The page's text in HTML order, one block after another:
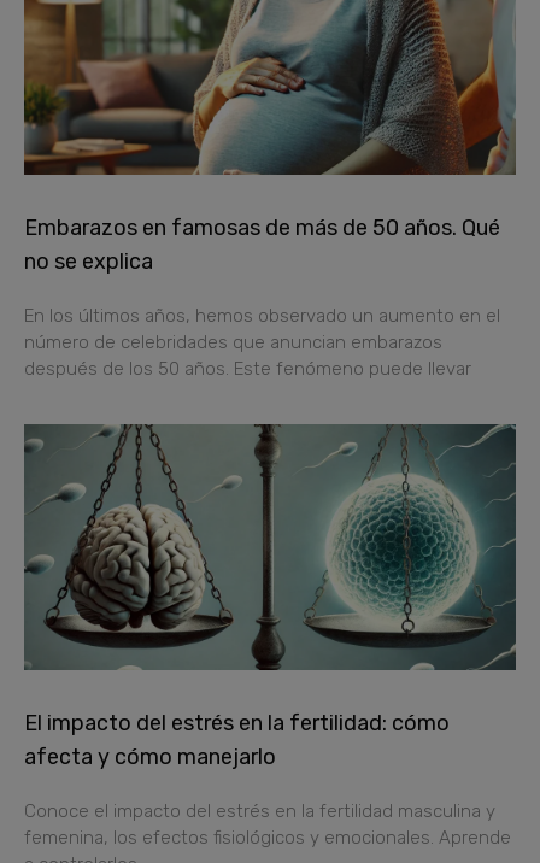
Embarazos en famosas de más de 50 años. Qué
no se explica
En los últimos años, hemos observado un aumento en el
número de celebridades que anuncian embarazos
después de los 50 años. Este fenómeno puede llevar
El impacto del estrés en la fertilidad: cómo
afecta y cómo manejarlo
Conoce el impacto del estrés en la fertilidad masculina y
femenina, los efectos fisiológicos y emocionales. Aprende